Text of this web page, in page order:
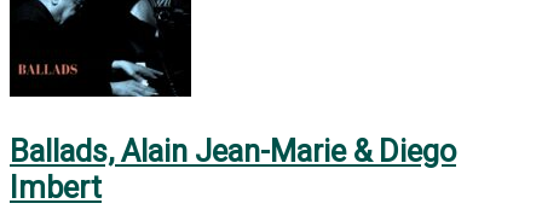
Ballads, Alain Jean-Marie & Diego
Imbert